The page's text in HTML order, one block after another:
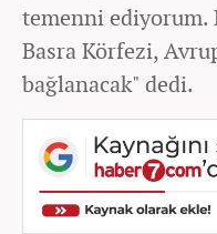
temenni ediyorum.
Basra Körfezi,
bağlanacak" dedi.